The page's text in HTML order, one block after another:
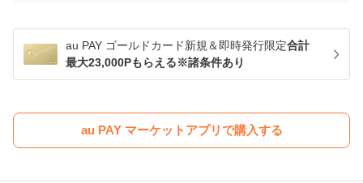
au PAY ゴールドカード新規＆即時発行限定合計
最大23,000Pもらえる※諸条件あり
au PAY マーケットアプリで購入する